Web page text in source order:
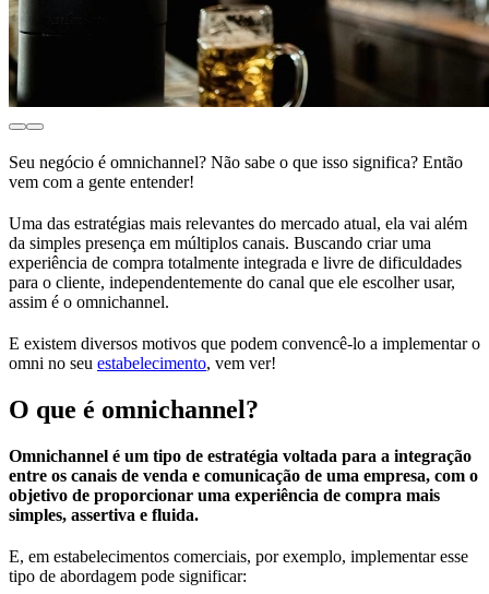
Seu negócio é omnichannel? Não sabe o que isso significa? Então
vem com a gente entender!
Uma das estratégias mais relevantes do mercado atual, ela vai além
da simples presença em múltiplos canais. Buscando criar uma
experiência de compra totalmente integrada e livre de dificuldades
para o cliente, independentemente do canal que ele escolher usar,
assim é o omnichannel.
E existem diversos motivos que podem convencê-lo a implementar o
omni no seu estabelecimento, vem ver!
O que é omnichannel?
Omnichannel é um tipo de estratégia voltada para a integração
entre os canais de venda e comunicação de uma empresa, com o
objetivo de proporcionar uma experiência de compra mais
simples, assertiva e fluida.
E, em estabelecimentos comerciais, por exemplo, implementar esse
tipo de abordagem pode significar: